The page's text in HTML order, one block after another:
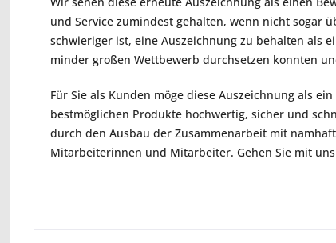
und Service zumindest gehalten, wenn nicht sogar
schwieriger ist, eine Auszeichnung zu behalten als
minder großen Wettbewerb durchsetzen konnten
Für Sie als Kunden möge diese Auszeichnung als
bestmöglichen Produkte hochwertig, sicher und
durch den Ausbau der Zusammenarbeit mit
Mitarbeiterinnen und Mitarbeiter. Gehen Sie mit